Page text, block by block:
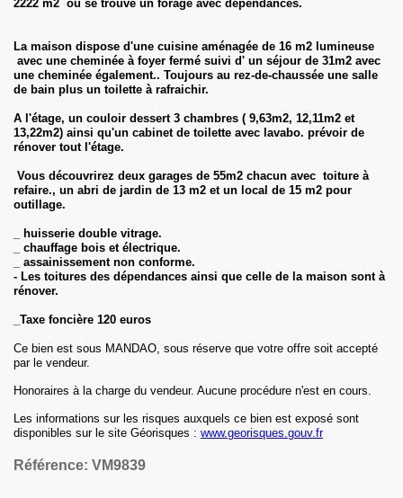
2222 m2 où se trouve un forage avec dépendances.
La maison dispose d'une cuisine aménagée de 16 m2 lumineuse
avec une cheminée à foyer fermé suivi d' un séjour de 31m2 avec
une cheminée également.. Toujours au rez-de-chaussée une salle
de bain plus un toilette à rafraichir.
A l'étage, un couloir dessert 3 chambres ( 9,63m2, 12,11m2 et
13,22m2) ainsi qu'un cabinet de toilette avec lavabo. prévoir de
rénover tout l'étage.
Vous découvrirez deux garages de 55m2 chacun avec toiture à
refaire., un abri de jardin de 13 m2 et un local de 15 m2 pour
outillage.
_ huisserie double vitrage.
_ chauffage bois et électrique.
_ assainissement non conforme.
- Les toitures des dépendances ainsi que celle de la maison sont à
rénover.
_Taxe foncière 120 euros
Ce bien est sous MANDAO, sous réserve que votre offre soit accepté
par le vendeur.
Honoraires à la charge du vendeur. Aucune procédure n'est en cours.
Les informations sur les risques auxquels ce bien est exposé sont
disponibles sur le site Géorisques : www.georisques.gouv.fr
Référence: VM9839